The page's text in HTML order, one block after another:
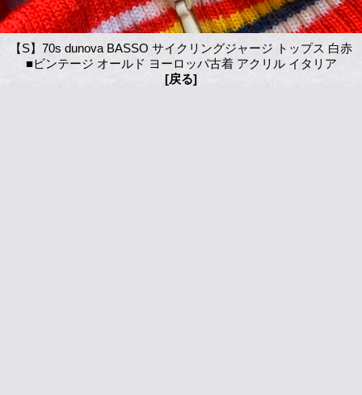
【S】70s dunova BASSO サイクリングジャージ トップス 白赤
■ビンテージ オールド ヨーロッパ古着 アクリル イタリア
[戻る]